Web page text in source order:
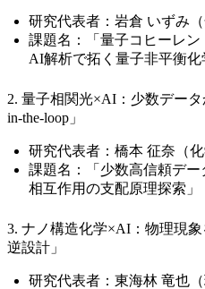
研究代表者：岩倉 いずみ
課題名：「量子コヒーレン
AI解析で拓く量子非平衡化
2. 量子相関光×AI：少数デー
in-the-loop」
研究代表者：橋本 征奈（
課題名：「少数高信頼デ
相互作用の支配原理探索」
3. ナノ構造化学×AI：物理現
逆設計」
研究代表者：東海林 竜也（